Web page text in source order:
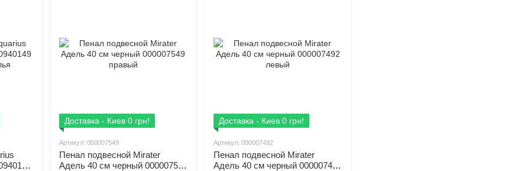
Доставка - Киев 0 грн!
Артикул: 000007549
Пенал подвесной Mirater
Адель 40 см черный 000007549
Доставка - Киев 0 грн!
Артикул: 000007492
Пенал подвесной Mirater
Адель 40 см черный 000007492